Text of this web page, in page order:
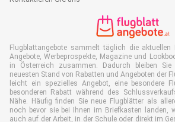
Flugblattangebote sammelt täglich die aktuellen
Angebote, Werbeprospekte, Magazine und
in Österreich zusammen. Dadurch bleiben
neuesten Stand von Rabatten und Angeboten der
leicht ein spezielles Angebot, eine besondere
besonderen Rabatt während des
Nähe. Häufig finden Sie neue Flugblätter als
noch bevor sie bei Ihnen im Briefkasten landen,
auch auf der Arbeit, in der Schule oder direkt im